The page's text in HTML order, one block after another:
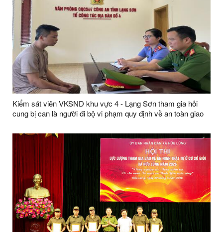
Kiểm sát viên VKSND khu vực 4 - Lạng Sơn tham gia hỏi
cung bị can là người đi bộ vi phạm quy định về an toàn giao